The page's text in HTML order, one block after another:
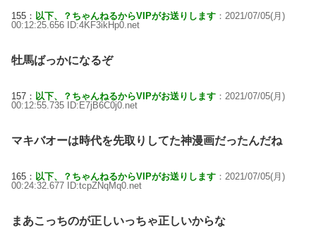
155： 以下、？ちゃんねるからVIPがお送りします ：2021/07/05(月)
00:12:25.656 ID:4KF3ikHp0.net
牡馬ばっかになるぞ
157： 以下、？ちゃんねるからVIPがお送りします ：2021/07/05(月)
00:12:55.735 ID:E7jB6C0j0.net
マキバオーは時代を先取りしてた神漫画だったんだね
165： 以下、？ちゃんねるからVIPがお送りします ：2021/07/05(月)
00:24:32.677 ID:tcpZNqMq0.net
まあこっちのが正しいっちゃ正しいからな